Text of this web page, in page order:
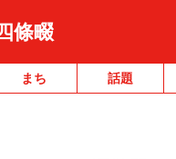
條畷
まち 話題